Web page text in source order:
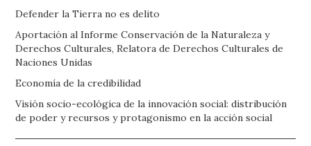
Defender la Tierra no es delito
Aportación al Informe Conservación de la Naturaleza y
Derechos Culturales, Relatora de Derechos Culturales de
Naciones Unidas
Economía de la credibilidad
Visión socio-ecológica de la innovación social: distribución
de poder y recursos y protagonismo en la acción social